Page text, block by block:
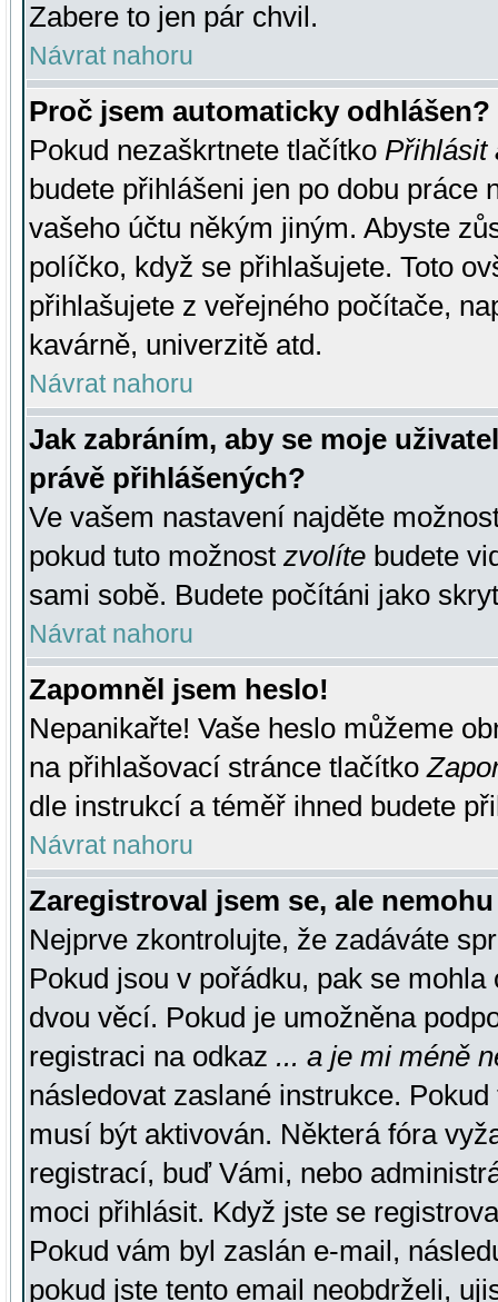
Zabere to jen pár chvil.
Návrat nahoru
Proč jsem automaticky odhlášen?
Pokud nezaškrtnete tlačítko Přihlásit
budete přihlášeni jen po dobu práce
vašeho účtu někým jiným. Abyste
políčko, když se přihlašujete. Toto
přihlašujete z veřejného počítače,
kavárně, univerzitě atd.
Návrat nahoru
Jak zabráním, aby se moje
právě přihlášených?
Ve vašem nastavení najděte
pokud tuto možnost zvolíte budete
sami sobě. Budete počítáni jako
Návrat nahoru
Zapomněl jsem heslo!
Nepanikařte! Vaše heslo můžeme
na přihlašovací stránce tlačítko
dle instrukcí a téměř ihned budete
Návrat nahoru
Zaregistroval jsem se, ale
Nejprve zkontrolujte, že zadáváte
Pokud jsou v pořádku, pak se
dvou věcí. Pokud je umožněna
registraci na odkaz ... a je mi méně
následovat zaslané instrukce.
musí být aktivován. Některá fóra
registrací, buď Vámi, nebo
moci přihlásit. Když jste se
Pokud vám byl zaslán e-mail,
pokud jste tento email neobdrželi,